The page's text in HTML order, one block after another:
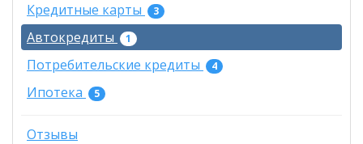
Кредитные карты 3
Автокредиты 1
Потребительские кредиты 4
Ипотека 5
Отзывы